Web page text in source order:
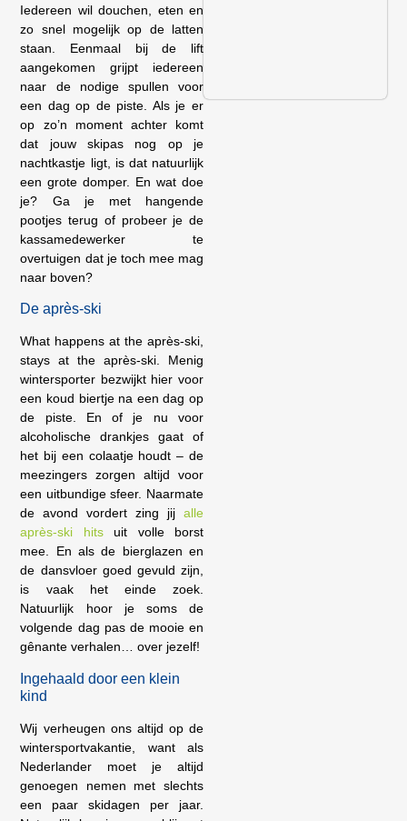
Iedereen wil douchen, eten en
zo snel mogelijk op de latten
staan. Eenmaal bij de lift
aangekomen grijpt iedereen
naar de nodige spullen voor
een dag op de piste. Als je er
op zo’n moment achter komt
dat jouw skipas nog op je
nachtkastje ligt, is dat natuurlijk
een grote domper. En wat doe
je? Ga je met hangende
pootjes terug of probeer je de
kassamedewerker te
overtuigen dat je toch mee mag
naar boven?
De après-ski
What happens at the après-ski,
stays at the après-ski. Menig
wintersporter bezwijkt hier voor
een koud biertje na een dag op
de piste. En of je nu voor
alcoholische drankjes gaat of
het bij een colaatje houdt – de
meezingers zorgen altijd voor
een uitbundige sfeer. Naarmate
de avond vordert zing jij alle
après-ski hitsuit volle borst
mee. En als de bierglazen en
de dansvloer goed gevuld zijn,
is vaak het einde zoek.
Natuurlijk hoor je soms de
volgende dag pas de mooie en
gênante verhalen… over jezelf!
Ingehaald door een klein
kind
Wij verheugen ons altijd op de
wintersportvakantie, want als
Nederlander moet je altijd
genoegen nemen met slechts
een paar skidagen per jaar.